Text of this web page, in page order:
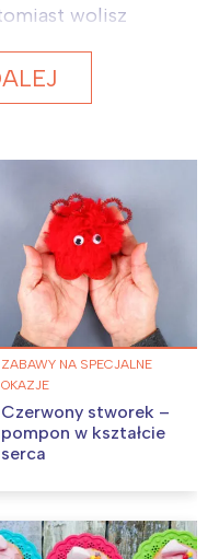
wolisz
ZABAWY NA SPECJALNE
OKAZJE
Czerwony stworek –
pompon w kształcie
serca